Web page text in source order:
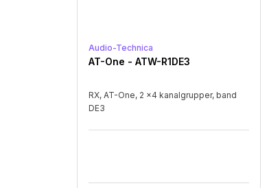
Audio-Technica
AT-One - ATW-R1DE3
RX, AT-One, 2 x4 kanalgrupper, band
DE3